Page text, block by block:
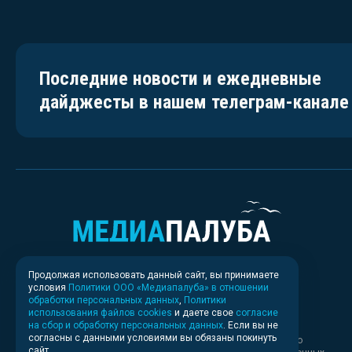
Последние новости и ежедневные
дайджесты в нашем телеграм-канале
Свидетельство о регистрации СМИ ИА № ФС 77 - 83037 выдано
Продолжая использовать данный сайт, вы принимаете
условия Политики ООО «Медиапалуба» в отношении
обработки персональных данных Политики
использования файлов cookies и даете свое согласие
на сбор и обработку персональных данных . Если вы не
согласны с данными условиями вы обязаны покинуть